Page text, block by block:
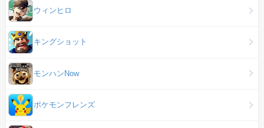
ウィンヒロ
キングショット
モンハンNow
ポケモンフレンズ